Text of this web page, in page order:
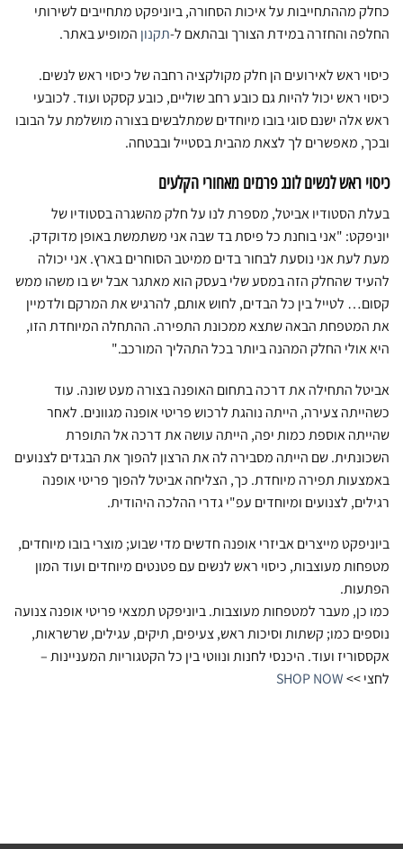
כחלק מההתחייבות על איכות הסחורה, ביוניפקט מתחייבים לשירותי
החלפה והחזרה במידת הצורך ובהתאם ל-תקנון המופיע באתר.
כיסוי ראש לאירועים הן חלק מקולקציה רחבה של כיסוי ראש לנשים.
כיסוי ראש יכול להיות גם כובע רחב שוליים, כובע קסקט ועוד. לכובעי
ראש אלה ישנם סוגי בובו מיוחדים שמתלבשים בצורה מושלמת על הבובו
ובכך, מאפשרים לך לצאת מהבית בסטייל ובבטחה.
כיסוי ראש לנשים לונג פרנזים מאחורי הקלעים
בעלת הסטודיו אביטל, מספרת לנו על חלק מהשגרה בסטודיו של
יוניפקט: "אני בוחנת כל פיסת בד שבה אני משתמשת באופן מדוקדק.
מעת לעת אני נוסעת לבחור בדים ממיטב הסוחרים בארץ. אני יכולה
להעיד שהחלק הזה במסע שלי בעסק הוא מאתגר אבל יש בו משהו ממש
קסום… לטייל בין כל הבדים, לחוש אותם, להרגיש את המרקם ולדמיין
את המטפחת הבאה שתצא ממכונת התפירה. ההתחלה המיוחדת הזו,
היא אולי החלק המהנה ביותר בכל התהליך המורכב."
אביטל התחילה את דרכה בתחום האופנה בצורה מעט שונה. עוד
כשהייתה צעירה, הייתה נוהגת לרכוש פריטי אופנה מגוונים. לאחר
שהייתה אוספת כמות יפה, הייתה עושה את דרכה אל התופרת
השכונתית. שם הייתה מסבירה לה את הרצון להפוך את הבגדים לצנועים
באמצעות תפירה מיוחדת. כך, הצליחה אביטל להפוך פריטי אופנה
רגילים, לצנועים ומיוחדים עפ"י גדרי ההלכה היהודית.
ביוניפקט מייצרים אביזרי אופנה חדשים מדי שבוע; מוצרי בובו מיוחדים,
מטפחות מעוצבות, כיסוי ראש לנשים עם פטנטים מיוחדים ועוד המון
הפתעות.
כמו כן, מעבר למטפחות מעוצבות. ביוניפקט תמצאי פריטי אופנה צנועה
נוספים כמו; קשתות וסיכות ראש, צעיפים, תיקים, עגילים, שרשראות,
אקססוריז ועוד. היכנסי לחנות ונווטי בין כל הקטגוריות המעניינות –
לחצי >>